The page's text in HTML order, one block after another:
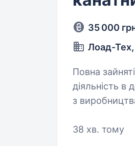
35 000
Лоад-
Повна зайнятість. ТОВ «ЛОАД-ТЕХ» компанія, яка
діяльність в
з
38 хв. тому